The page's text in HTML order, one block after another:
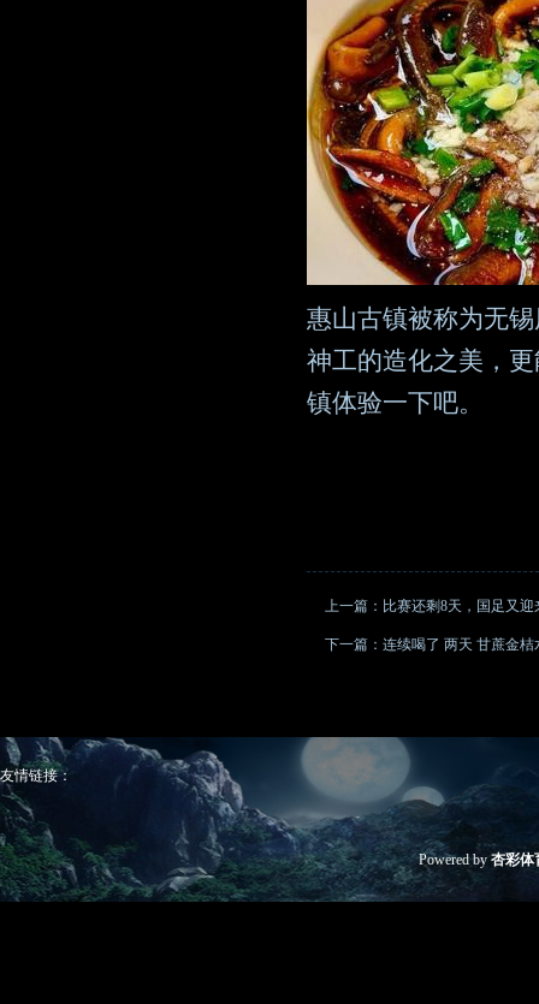
惠山古镇被称为无
神工的造化之美，
镇体验一下吧。
上一篇： 比赛还剩8天，国足又
下一篇： 连续喝了 两天 甘蔗金桔
友情链接：
Powered by 杏彩体